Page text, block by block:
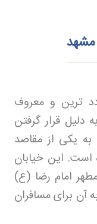
مشهد
ترین و معروف
قرار گرفتن
به یکی از مقاصد
این خیابان
امام رضا (ع)
آن برای مسافران